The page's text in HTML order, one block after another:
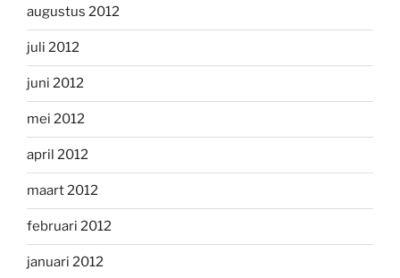
augustus 2012
juli 2012
juni 2012
mei 2012
april 2012
maart 2012
februari 2012
januari 2012